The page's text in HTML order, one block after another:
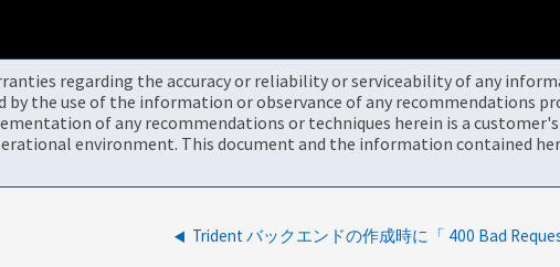
regarding the accuracy or reliability or serviceability of any
the use of the information or observance of any recommendations
of any recommendations or techniques herein is a
environment. This document and the information contained